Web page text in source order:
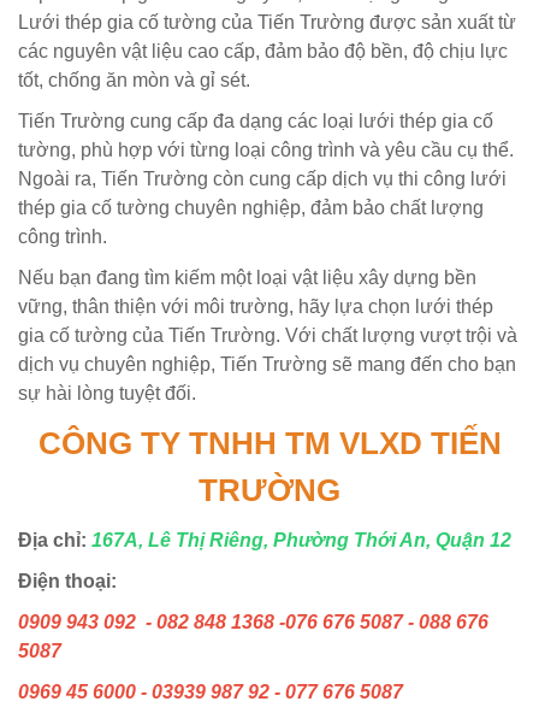
Lưới thép gia cố tường của Tiến Trường được sản xuất từ
các nguyên vật liệu cao cấp, đảm bảo độ bền, độ chịu lực
tốt, chống ăn mòn và gỉ sét.
Tiến Trường cung cấp đa dạng các loại lưới thép gia cố
tường, phù hợp với từng loại công trình và yêu cầu cụ thể.
Ngoài ra, Tiến Trường còn cung cấp dịch vụ thi công lưới
thép gia cố tường chuyên nghiệp, đảm bảo chất lượng
công trình.
Nếu bạn đang tìm kiếm một loại vật liệu xây dựng bền
vững, thân thiện với môi trường, hãy lựa chọn lưới thép
gia cố tường của Tiến Trường. Với chất lượng vượt trội và
dịch vụ chuyên nghiệp, Tiến Trường sẽ mang đến cho bạn
sự hài lòng tuyệt đối.
CÔNG TY TNHH TM VLXD TIẾN
TRƯỜNG
Địa chỉ: 167A, Lê Thị Riêng, Phường Thới An, Quận 12
Điện thoại:
0909 943 092 - 082 848 1368 -076 676 5087 - 088 676
5087
0969 45 6000 - 03939 987 92 - 077 676 5087